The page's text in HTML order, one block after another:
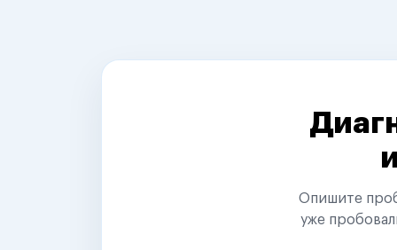
Опишите
уже